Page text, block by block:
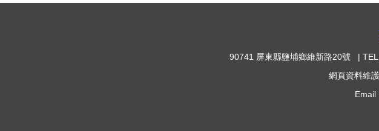
90741 屏東縣鹽埔鄉維新路20號 |
網頁資料維
Email